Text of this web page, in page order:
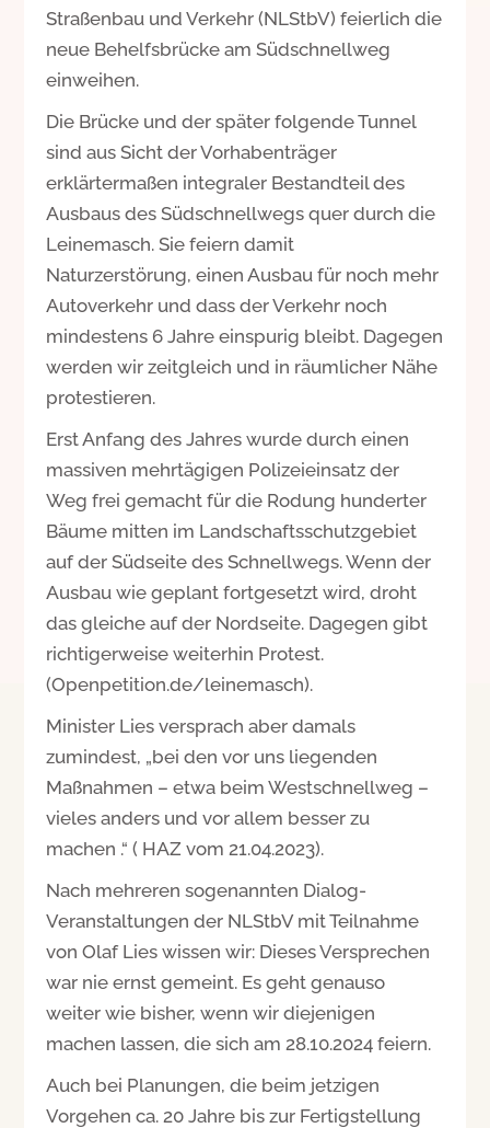
Straßenbau und Verkehr (NLStbV) feierlich die
neue Behelfsbrücke am Südschnellweg
einweihen.
Die Brücke und der später folgende Tunnel
sind aus Sicht der Vorhabenträger
erklärtermaßen integraler Bestandteil des
Ausbaus des Südschnellwegs quer durch die
Leinemasch. Sie feiern damit
Naturzerstörung, einen Ausbau für noch mehr
Autoverkehr und dass der Verkehr noch
mindestens 6 Jahre einspurig bleibt. Dagegen
werden wir zeitgleich und in räumlicher Nähe
protestieren.
Erst Anfang des Jahres wurde durch einen
massiven mehrtägigen Polizeieinsatz der
Weg frei gemacht für die Rodung hunderter
Bäume mitten im Landschaftsschutzgebiet
auf der Südseite des Schnellwegs. Wenn der
Ausbau wie geplant fortgesetzt wird, droht
das gleiche auf der Nordseite. Dagegen gibt
richtigerweise weiterhin Protest.
(Openpetition.de/leinemasch).
Minister Lies versprach aber damals
zumindest, „bei den vor uns liegenden
Maßnahmen – etwa beim Westschnellweg –
vieles anders und vor allem besser zu
machen .“ ( HAZ vom 21.04.2023).
Nach mehreren sogenannten Dialog-
Veranstaltungen der NLStbV mit Teilnahme
von Olaf Lies wissen wir: Dieses Versprechen
war nie ernst gemeint. Es geht genauso
weiter wie bisher, wenn wir diejenigen
machen lassen, die sich am 28.10.2024 feiern.
Auch bei Planungen, die beim jetzigen
Vorgehen ca. 20 Jahre bis zur Fertigstellung